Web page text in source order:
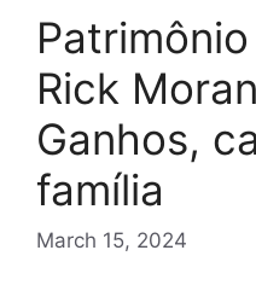
Rick
Ganhos,
família
March 15, 2024